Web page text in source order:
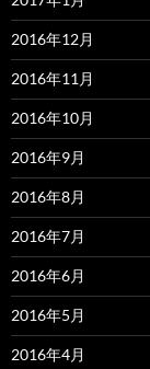
2016年12月
2016年11月
2016年10月
2016年9月
2016年8月
2016年7月
2016年6月
2016年5月
2016年4月